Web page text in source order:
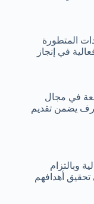
في مجال
يضمن تقديم
المتطورة
في إنجاز
وبالتزام
أهدافهم